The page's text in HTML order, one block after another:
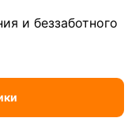
При первом заказе
возьмите паспорт!
и беззаботного